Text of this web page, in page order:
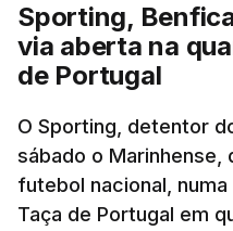
Sporting,
via aberta na
de Portugal
O Sporting, detentor
sábado o Marinhense,
futebol nacional,
Taça de Portugal em